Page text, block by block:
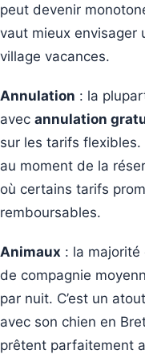
peut devenir
vaut mieux envisager
village vacances.
Annulation : la
avec annulation
sur les tarifs
au moment de la
où certains tarifs
remboursables.
Animaux : la
de compagnie
par nuit. C’est un
avec son chien en
prêtent parfaitement